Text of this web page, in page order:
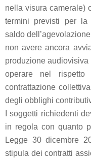
nella visura camerale)
termini previsti per la
saldo
non avere ancora
produzione
operare nel
contrattazione
degli obblighi
I soggetti richiedenti
in regola con quanto
Legge 30 dicembre
stipula dei contratti